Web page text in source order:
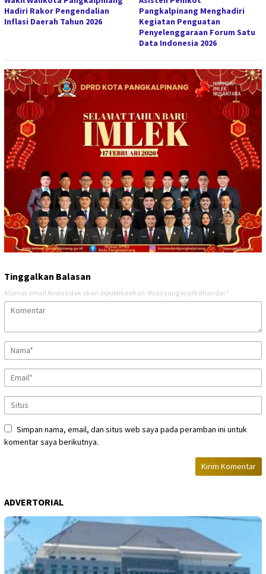
Hadiri Rakor Pengendalian
Inflasi Daerah Tahun 2026
Pangkalpinang Menghadiri
Kegiatan Penguatan
Penyelenggaraan Forum Satu
Data Indonesia 2026
Tinggalkan Balasan
Alamat email Anda tidak akan dipublikasikan. Ruas yang wajib ditandai *
Simpan nama, email, dan situs web saya pada peramban ini untuk
komentar saya berikutnya.
ADVERTORIAL